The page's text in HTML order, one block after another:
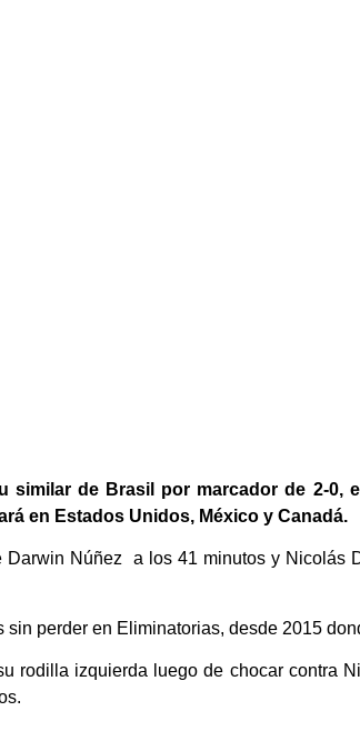
similar de Brasil por marcador de 2-
en Estados Unidos, México y Canadá.
Darwin Núñez a los 41 minutos y
perder en Eliminatorias, desde 2015
rodilla izquierda luego de chocar contra